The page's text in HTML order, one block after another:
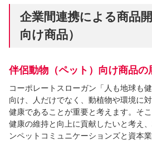
企業間連携による商品
向け商品）
伴侶動物（ペット）向け商品の
コーポレートスローガン「人も地球も
向け、人だけでなく、動植物や環境に
健康であることが重要と考えます。そ
健康の維持と向上に貢献したいと考え
ンペットコミュニケーションズと資本業